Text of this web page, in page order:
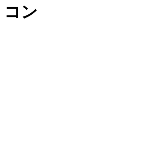
コン